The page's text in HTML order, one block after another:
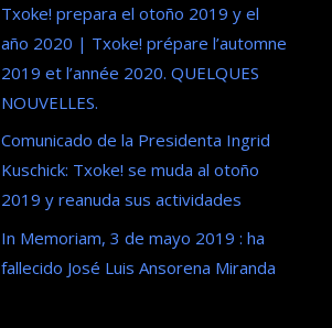
Txoke! prepara el otoño 2019 y el
año 2020 | Txoke! prépare l’automne
2019 et l’année 2020. QUELQUES
NOUVELLES.
Comunicado de la Presidenta Ingrid
Kuschick: Txoke! se muda al otoño
2019 y reanuda sus actividades
In Memoriam, 3 de mayo 2019 : ha
fallecido José Luis Ansorena Miranda